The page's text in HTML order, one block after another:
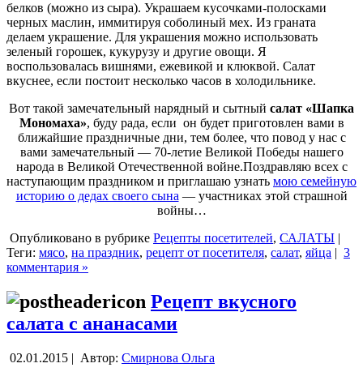
белков (можно из сыра). Украшаем кусочками-полосками
черных маслин, иммитируя соболиный мех. Из граната
делаем украшение. Для украшения можно использовать
зеленый горошек, кукурузу и другие овощи. Я
воспользовалась вишнями, ежевикой и клюквой. Салат
вкуснее, если постоит несколько часов в холодильнике.
Вот такой замечательный нарядный и сытный салат «Шапка
Мономаха», буду рада, если он будет приготовлен вами в
ближайшие праздничные дни, тем более, что повод у нас с
вами замечательный — 70-летие Великой Победы нашего
народа в Великой Отечественной войне.Поздравляю всех с
наступающим праздником и приглашаю узнать мою семейную
историю о дедах своего сына — участниках этой страшной
войны…
Опубликовано в рубрике Рецепты посетителей, САЛАТЫ |
Теги: мясо, на праздник, рецепт от посетителя, салат, яйца | 3
комментария »
Рецепт вкусного
салата с ананасами
02.01.2015 | Автор: Смирнова Ольга